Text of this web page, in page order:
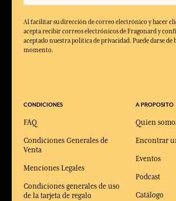
Al facilitar su dirección de correo electrónico y hacer
acepta recibir correos electrónicos de Fragonard y
aceptado nuestra política de privacidad. Puede darse de
momento.
CONDICIONES
FAQ
Condiciones Generales de
Venta
Menciones Legales
Condiciones generales de uso
de la tarjeta de regalo
A PROPOSITO
Quien
Encontrar
Eventos
Podcast
Catálogo